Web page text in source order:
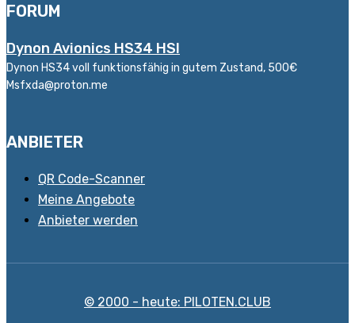
FORUM
Dynon Avionics HS34 HSI
Dynon HS34 voll funktionsfähig in gutem Zustand, 500€
Msfxda@proton.me
ANBIETER
QR Code-Scanner
Meine Angebote
Anbieter werden
© 2000 - heute: PILOTEN.CLUB